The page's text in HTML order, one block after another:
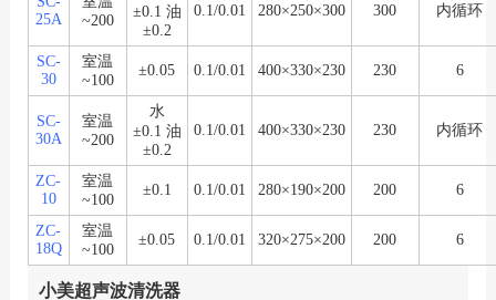
25A
~200
±0.1 油
±0.2
0.1/0.01 280×250×300 300 内循环
SC-
30
室温
~100
±0.05 0.1/0.01 400×330×230 230 6
SC-
30A
室温
~200
水
±0.1 油
±0.2
0.1/0.01 400×330×230 230 内循环
ZC-
10
室温
~100
±0.1 0.1/0.01 280×190×200 200 6
ZC-
18Q
室温
~100
±0.05 0.1/0.01 320×275×200 200 6
小美超声波清洗器